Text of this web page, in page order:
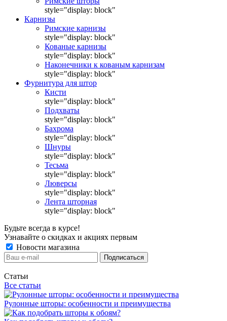
style="display: block"
Карнизы
Римские карнизы
style="display: block"
Кованые карнизы
style="display: block"
Наконечники к кованым карнизам
style="display: block"
Фурнитура для штор
Кисти
style="display: block"
Подхваты
style="display: block"
Бахрома
style="display: block"
Шнуры
style="display: block"
Тесьма
style="display: block"
Люверсы
style="display: block"
Лента шторная
style="display: block"
Будьте всегда в курсе!
Узнавайте о скидках и акциях первым
Новости магазина
Статьи
Все статьи
Рулонные шторы: особенности и преимущества